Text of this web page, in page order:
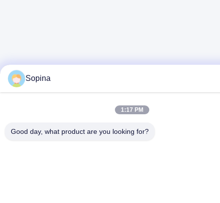
Sopina
1:17 PM
Good day, what product are you looking for?